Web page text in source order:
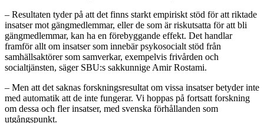
– Resultaten tyder på att det finns starkt empiriskt stöd för att riktade
insatser mot gängmedlemmar, eller de som är riskutsatta för att bli
gängmedlemmar, kan ha en förebyggande effekt. Det handlar
framför allt om insatser som innebär psykosocialt stöd från
samhällsaktörer som samverkar, exempelvis frivården och
socialtjänsten, säger SBU:s sakkunnige Amir Rostami.
– Men att det saknas forskningsresultat om vissa insatser betyder inte
med automatik att de inte fungerar. Vi hoppas på fortsatt forskning
om dessa och fler insatser, med svenska förhållanden som
utgångspunkt.